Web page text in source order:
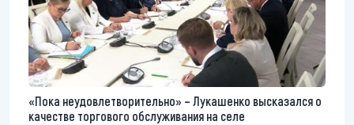
«Пока неудовлетворительно» – Лукашенко высказался о
качестве торгового обслуживания на селе